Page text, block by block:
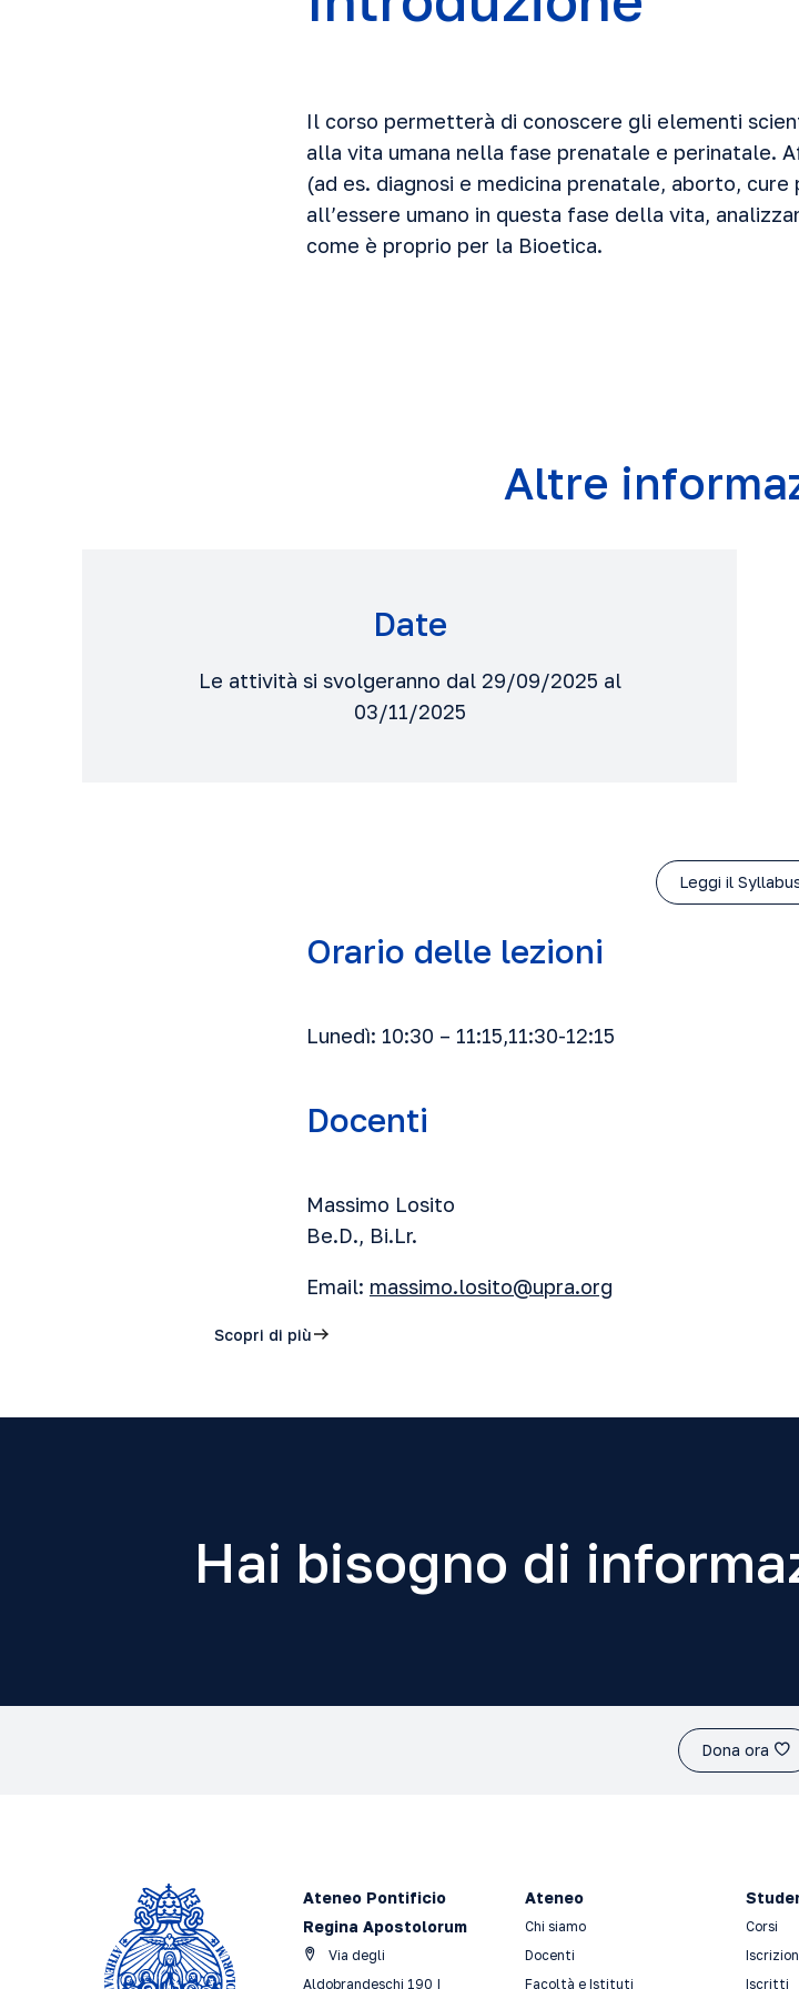
Il corso permetterà di conoscere gli elementi
alla vita umana nella fase prenatale e perinatale.
(ad es. diagnosi e medicina prenatale, aborto,
all’essere umano in questa fase della vita,
come è proprio per la Bioetica.
Altre
Date
Le attività si svolgeranno dal 29/09/2025 al
03/11/2025
Leggi il
Orario delle lezioni
Lunedì: 10:30 – 11:15,11:30-12:15
Docenti
Massimo Losito
Be.D., Bi.Lr.
Email: massimo.losito@upra.org
Scopri di più
Hai bisogno di
Dona ora
Ateneo Pontificio
Regina Apostolorum
Via degli
Aldobrandeschi 190 |
Ateneo
Chi siamo
Docenti
Facoltà e Istituti
Corsi
Iscritti